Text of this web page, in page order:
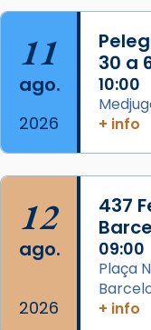
Acompanyant
partir de
que les santes
Semproniana
eterna”) són
frare Joan
que les santes
Mataró en
Foto
View on Facebook ·
11
ago.
2026
30 a
10:00
+ info
12
ago.
2026
437
09:00
Plaça
+ info